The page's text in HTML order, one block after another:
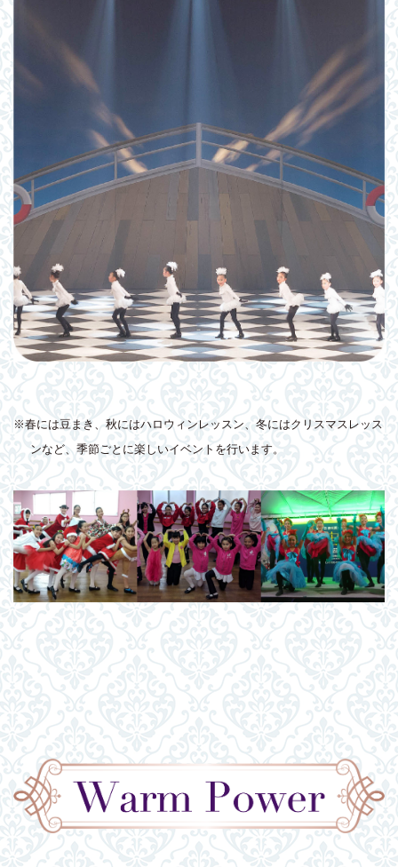
※春には豆まき、秋にはハロウィンレッスン、冬にはクリスマスレッス
ンなど、季節ごとに楽しいイベントを行います。